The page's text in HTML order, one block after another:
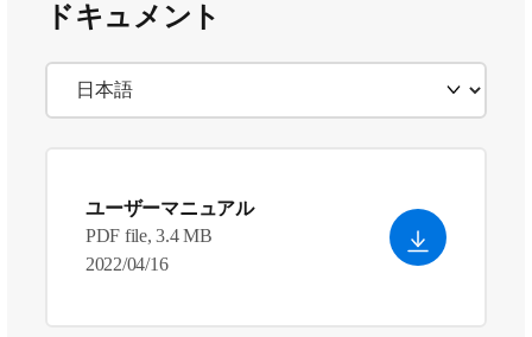
ドキュメント
ユーザーマニュアル
PDF file, 3.4 MB
2022/04/16